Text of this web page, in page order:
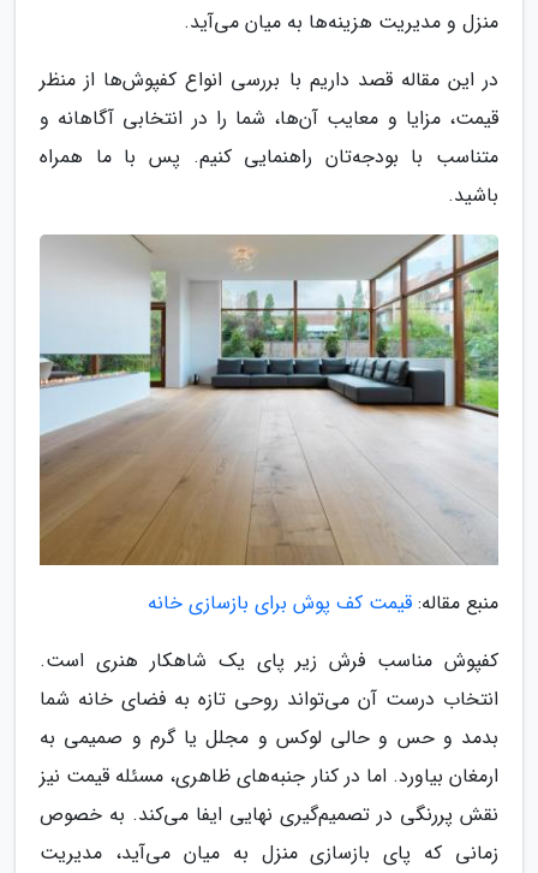
منزل و مدیریت هزینه‌ها به میان می‌آید.
در این مقاله قصد داریم با بررسی انواع کفپوش‌ها از منظر
قیمت، مزایا و معایب آن‌ها، شما را در انتخابی آگاهانه و
متناسب با بودجه‌تان راهنمایی کنیم. پس با ما همراه
باشید.
منبع مقاله: قیمت کف پوش برای بازسازی خانه
کفپوش مناسب فرش زیر پای یک شاهکار هنری است.
انتخاب درست آن می‌تواند روحی تازه به فضای خانه شما
بدمد و حس و حالی لوکس و مجلل یا گرم و صمیمی به
ارمغان بیاورد. اما در کنار جنبه‌های ظاهری، مسئله قیمت نیز
نقش پررنگی در تصمیم‌گیری نهایی ایفا می‌کند. به خصوص
زمانی که پای بازسازی منزل به میان می‌آید، مدیریت